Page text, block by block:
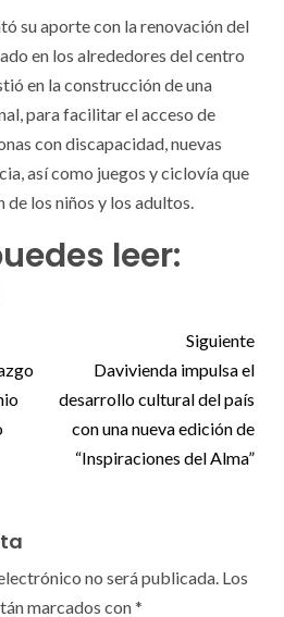
su aporte con la renovación del
en los alrededores del centro
en la construcción de una
para facilitar el acceso de
con discapacidad, nuevas
así como juegos y ciclovía que
de los niños y los adultos.
leer:
Siguiente
Davivienda impulsa el
desarrollo cultural del país
con una nueva edición de
“Inspiraciones del Alma”
no será publicada. Los
marcados con*